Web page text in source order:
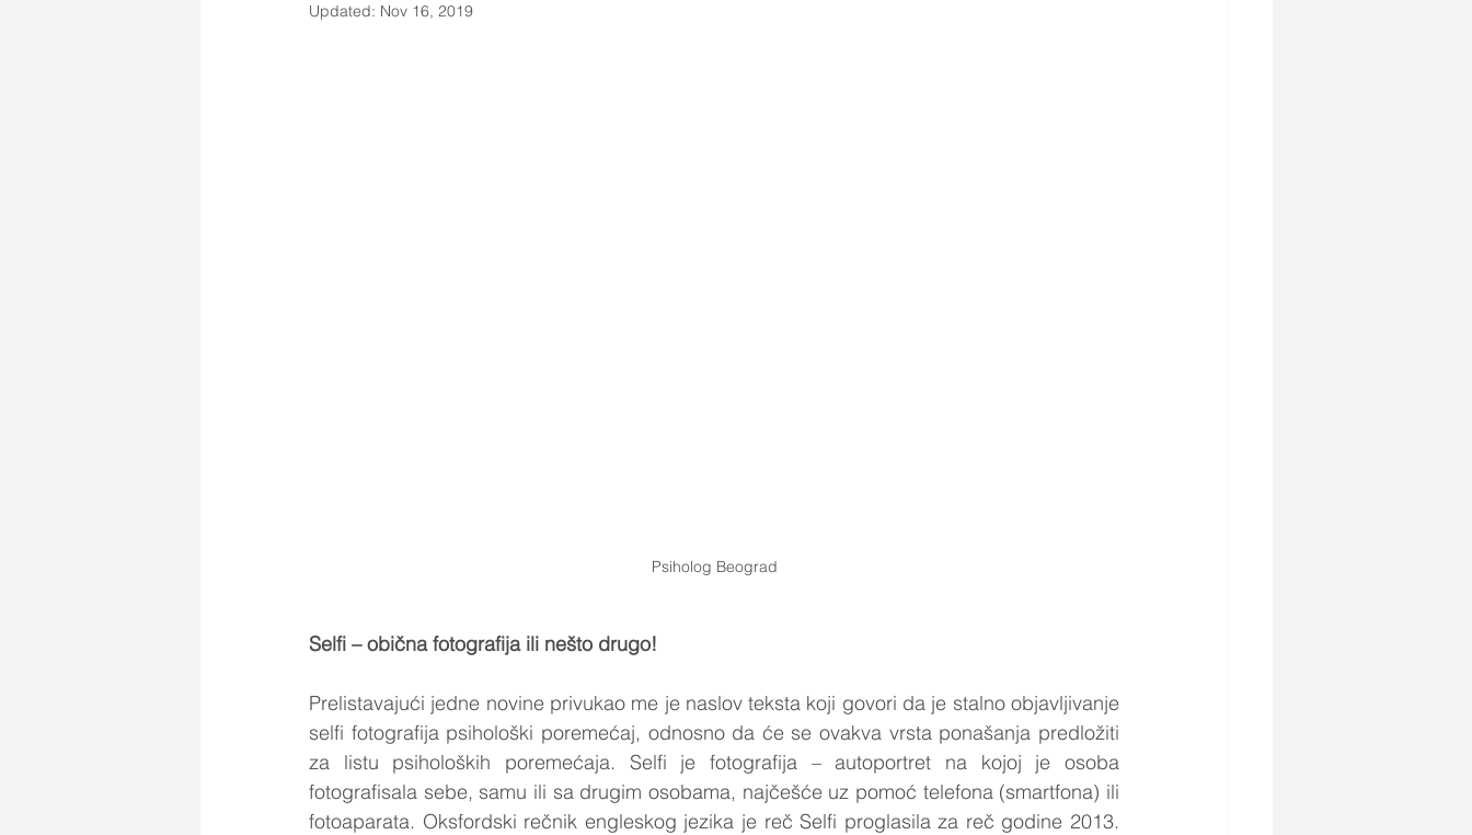
Updated: Nov 16, 2019
Psiholog Beograd
Selfi – obična fotografija ili nešto drugo!
Prelistavajući jedne novine privukao me je naslov teksta koji govori da je stalno objavljivanje
selfi fotografija psihološki poremećaj, odnosno da će se ovakva vrsta ponašanja predložiti
za listu psiholoških poremećaja. Selfi je fotografija – autoportret na kojoj je osoba
fotografisala sebe, samu ili sa drugim osobama, najčešće uz pomoć telefona (smartfona) ili
fotoaparata. Oksfordski rečnik engleskog jezika je reč Selfi proglasila za reč godine 2013.